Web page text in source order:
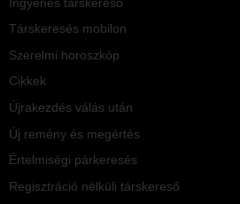
Társkeresés mobilon
Szerelmi horoszkóp
Cikkek
Újrakezdés válás után
Új remény és megértés
Értelmiségi párkeresés
Regisztráció nélküli társkereső